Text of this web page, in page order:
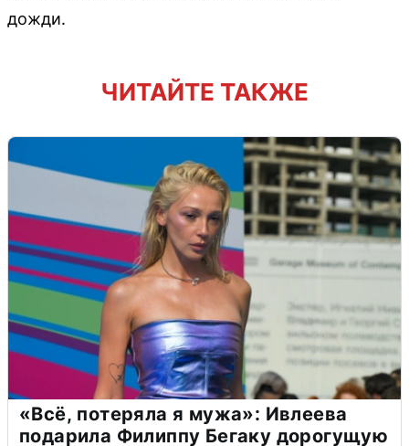
дожди.
ЧИТАЙТЕ ТАКЖЕ
«Всё, потеряла я мужа»: Ивлеева
подарила Филиппу Бегаку дорогущую